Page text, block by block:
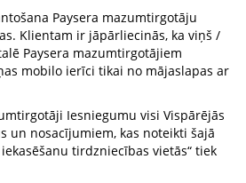
Paysera mazumtirgotāju
Klientam ir jāpārliecinās, ka viņš /
Paysera mazumtirgotājiem
mobilo ierīci tikai no mājaslapas ar
Iesniegumu visi Vispārējās
un nosacījumiem, kas noteikti šajā
tirdzniecības vietās“ tiek